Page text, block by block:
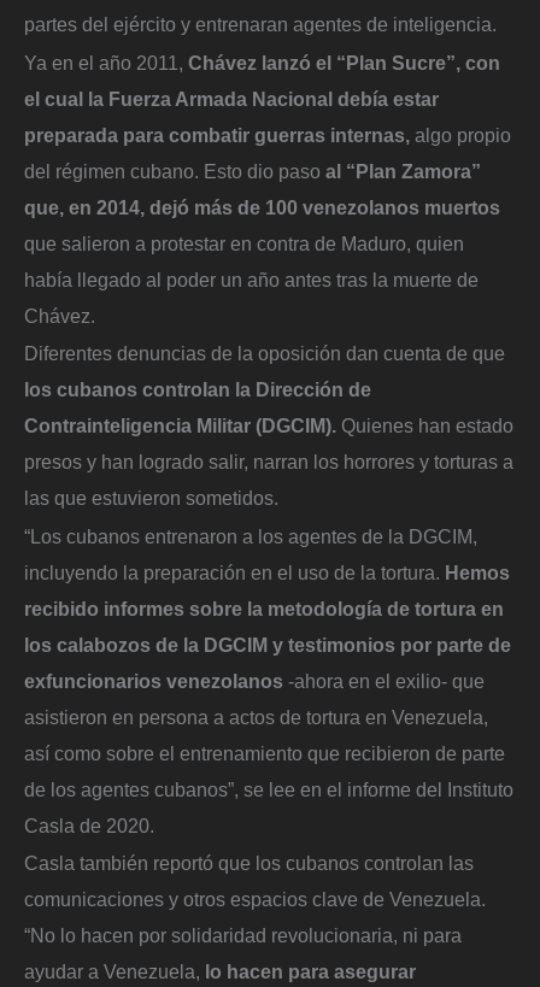
partes del ejército y entrenaran agentes de inteligencia.
Ya en el año 2011, Chávez lanzó el “Plan Sucre”, con
el cual la Fuerza Armada Nacional debía estar
preparada para combatir guerras internas, algo propio
del régimen cubano. Esto dio paso al “Plan Zamora”
que, en 2014, dejó más de 100 venezolanos muertos
que salieron a protestar en contra de Maduro, quien
había llegado al poder un año antes tras la muerte de
Chávez.
Diferentes denuncias de la oposición dan cuenta de que
los cubanos controlan la Dirección de
Contrainteligencia Militar (DGCIM). Quienes han estado
presos y han logrado salir, narran los horrores y torturas a
las que estuvieron sometidos.
“Los cubanos entrenaron a los agentes de la DGCIM,
incluyendo la preparación en el uso de la tortura. Hemos
recibido informes sobre la metodología de tortura en
los calabozos de la DGCIM y testimonios por parte de
exfuncionarios venezolanos -ahora en el exilio- que
asistieron en persona a actos de tortura en Venezuela,
así como sobre el entrenamiento que recibieron de parte
de los agentes cubanos”, se lee en el informe del Instituto
Casla de 2020.
Casla también reportó que los cubanos controlan las
comunicaciones y otros espacios clave de Venezuela.
“No lo hacen por solidaridad revolucionaria, ni para
ayudar a Venezuela, lo hacen para asegurar